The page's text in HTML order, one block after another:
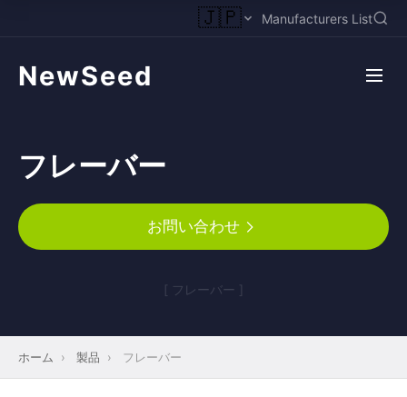
🇯🇵 Manufacturers List
NewSeed
フレーバー
お問い合わせ
[ フレーバー ]
ホーム › 製品 › フレーバー